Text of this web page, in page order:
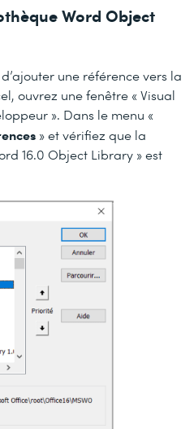
Word Object
une référence vers la
ouvrez une fenêtre « Visual
». Dans le menu «
» et vérifiez que la
16.0 Object Library » est